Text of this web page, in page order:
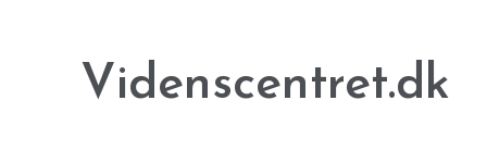
Videnscentret.dk